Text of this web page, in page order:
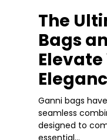
The
Bags
Ganni bags
seamless
designed to